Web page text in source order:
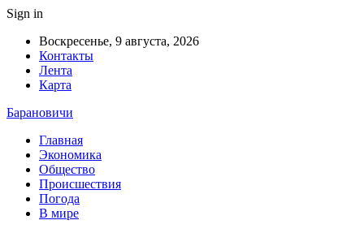
Sign in
Воскресенье, 9 августа, 2026
Контакты
Лента
Карта
Барановичи
Главная
Экономика
Общество
Происшествия
Погода
В мире